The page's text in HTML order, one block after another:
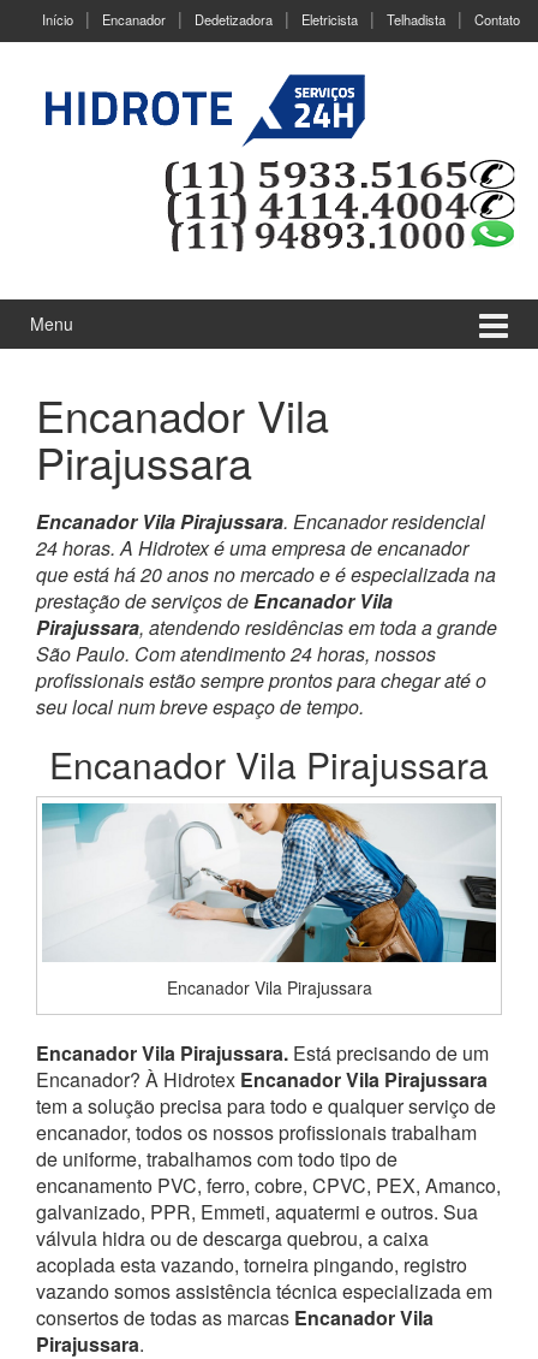
Início Encanador Dedetizadora Eletricista Telhadista Contato
Menu
Encanador Vila
Pirajussara
Encanador Vila Pirajussara. Encanador residencial
24 horas. A Hidrotex é uma empresa de encanador
que está há 20 anos no mercado e é especializada na
prestação de serviços deEncanador Vila
Pirajussara, atendendo residências em toda a grande
São Paulo. Com atendimento 24 horas, nossos
profissionais estão sempre prontos para chegar até o
seu local num breve espaço de tempo.
Encanador Vila Pirajussara
Encanador Vila Pirajussara
Encanador Vila Pirajussara. Está precisando de um
Encanador? À Hidrotex Encanador Vila Pirajussara
tem a solução precisa para todo e qualquer serviço de
encanador, todos os nossos profissionais trabalham
de uniforme, trabalhamos com todo tipo de
encanamento PVC, ferro, cobre, CPVC, PEX, Amanco,
galvanizado, PPR, Emmeti, aquatermi e outros. Sua
válvula hidra ou de descarga quebrou, a caixa
acoplada esta vazando, torneira pingando, registro
vazando somos assistência técnica especializada em
consertos de todas as marcas Encanador Vila
Pirajussara.